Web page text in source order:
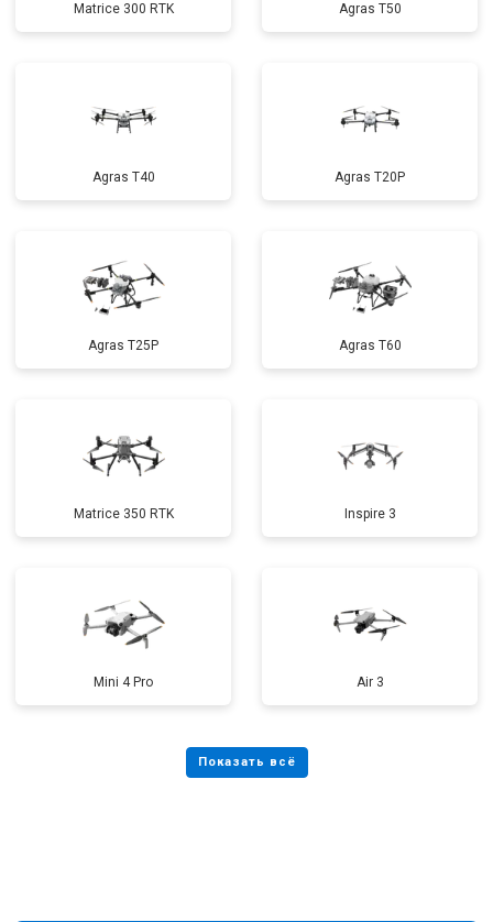
Matrice 300 RTK Agras T50
Agras T40 Agras T20P
Agras T25P Agras T60
Matrice 350 RTK Inspire 3
Mini 4 Pro Air 3